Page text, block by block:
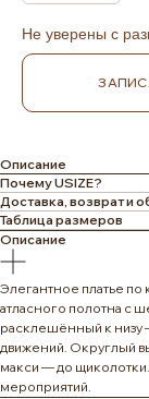
Не уверены с
Описание
Почему USIZE?
Доставка, возврат и
Таблица размеров
Описание
Элегантное платье по
атласного полотна с
расклешённый к низу
движений. Округлый
макси — до
мероприятий.